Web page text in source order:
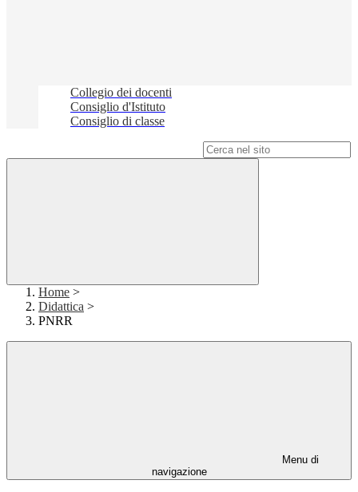
Collegio dei docenti
Consiglio d'Istituto
Consiglio di classe
Home >
Didattica >
PNRR
Menu di
navigazione